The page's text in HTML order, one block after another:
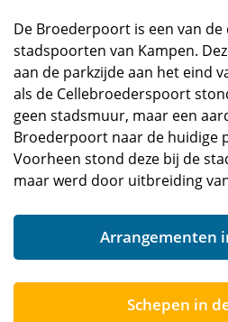
De Broederpoort is een van
stadspoorten van Kampen.
aan de parkzijde aan het eind
als de Cellebroederspoort
geen stadsmuur, maar een
Broederpoort naar de huidige
Voorheen stond deze bij de
maar werd door uitbreiding
Arrangementen
Schepen in